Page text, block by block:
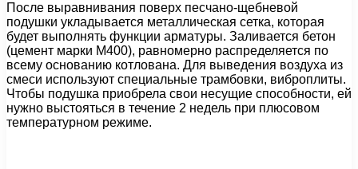
После выравнивания поверх песчано-щебневой
подушки укладывается металлическая сетка, которая
будет выполнять функции арматуры. Заливается бетон
(цемент марки М400), равномерно распределяется по
всему основанию котлована. Для выведения воздуха из
смеси используют специальные трамбовки, виброплиты.
Чтобы подушка приобрела свои несущие способности, ей
нужно выстояться в течение 2 недель при плюсовом
температурном режиме.